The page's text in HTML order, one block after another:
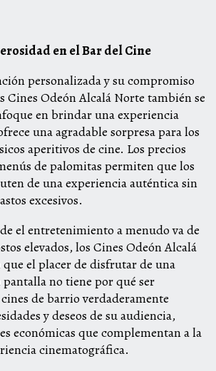
en el Bar del Cine
personalizada y su compromiso
Cines Odeón Alcalá Norte también se
en brindar una experiencia
una agradable sorpresa para los
aperitivos de cine. Los precios
de palomitas permiten que los
de una experiencia auténtica sin
excesivos.
el entretenimiento a menudo va de
elevados, los Cines Odeón Alcalá
el placer de disfrutar de una
no tiene por qué ser
de barrio verdaderamente
y deseos de su audiencia,
económicas que complementan a la
cinematográfica.